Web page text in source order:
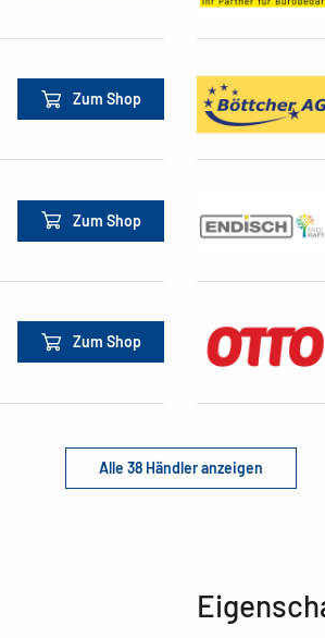
Zum Shop
Zum Shop
Zum Shop
Alle 38 Händler anzeigen